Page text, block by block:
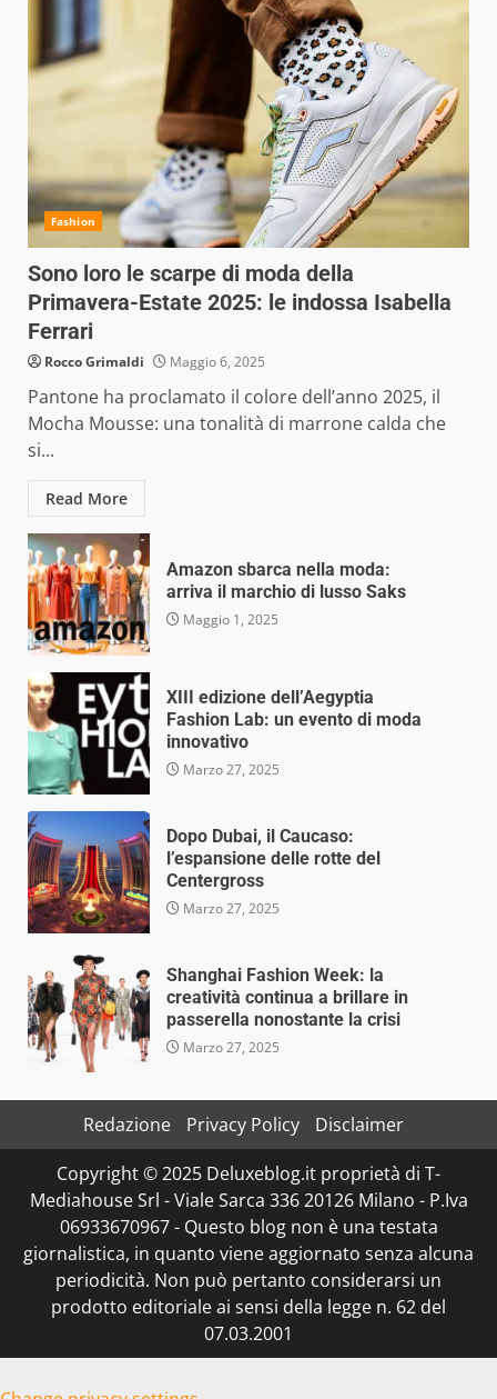
Fashion
Sono loro le scarpe di moda della
Primavera-Estate 2025: le indossa Isabella
Ferrari
Rocco Grimaldi Maggio 6, 2025
Pantone ha proclamato il colore dell’anno 2025, il
Mocha Mousse: una tonalità di marrone calda che
si...
Read More
Amazon sbarca nella moda:
arriva il marchio di lusso Saks
Maggio 1, 2025
XIII edizione dell’Aegyptia
Fashion Lab: un evento di moda
innovativo
Marzo 27, 2025
Dopo Dubai, il Caucaso:
l’espansione delle rotte del
Centergross
Marzo 27, 2025
Shanghai Fashion Week: la
creatività continua a brillare in
passerella nonostante la crisi
Marzo 27, 2025
Redazione Privacy Policy
Disclaimer
Copyright © 2025 Deluxeblog.it proprietà di T-
Mediahouse Srl - Viale Sarca 336 20126 Milano - P.Iva
06933670967 - Questo blog non è una testata
giornalistica, in quanto viene aggiornato senza alcuna
periodicità. Non può pertanto considerarsi un
prodotto editoriale ai sensi della legge n. 62 del
07.03.2001